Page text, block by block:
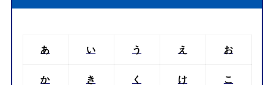
あ い う え お
か き く け こ